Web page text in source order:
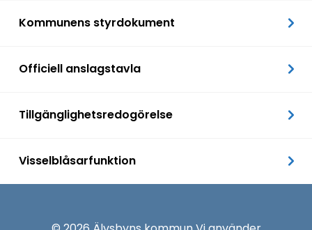
Kommunens styrdokument
Officiell anslagstavla
Tillgänglighetsredogörelse
Visselblåsarfunktion